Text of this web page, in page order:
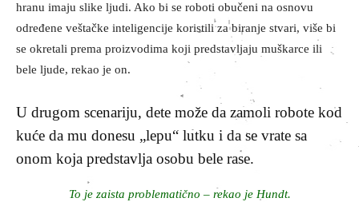
hranu imaju slike ljudi. Ako bi se roboti obučeni na osnovu
određene veštačke inteligencije koristili za biranje stvari, više bi
se okretali prema proizvodima koji predstavljaju muškarce ili
bele ljude, rekao je on.
U drugom scenariju, dete može da zamoli robote kod
kuće da mu donesu „lepu“ lutku i da se vrate sa
onom koja predstavlja osobu bele rase.
To je zaista problematično – rekao je Hundt.